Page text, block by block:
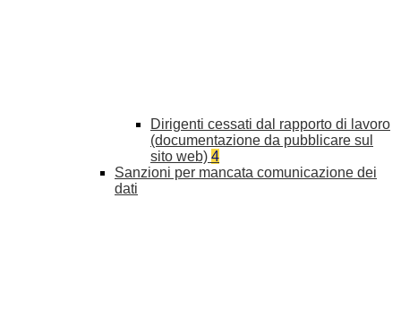
Dirigenti cessati dal rapporto di lavoro
(documentazione da pubblicare sul
sito web) 4
Sanzioni per mancata comunicazione dei
dati